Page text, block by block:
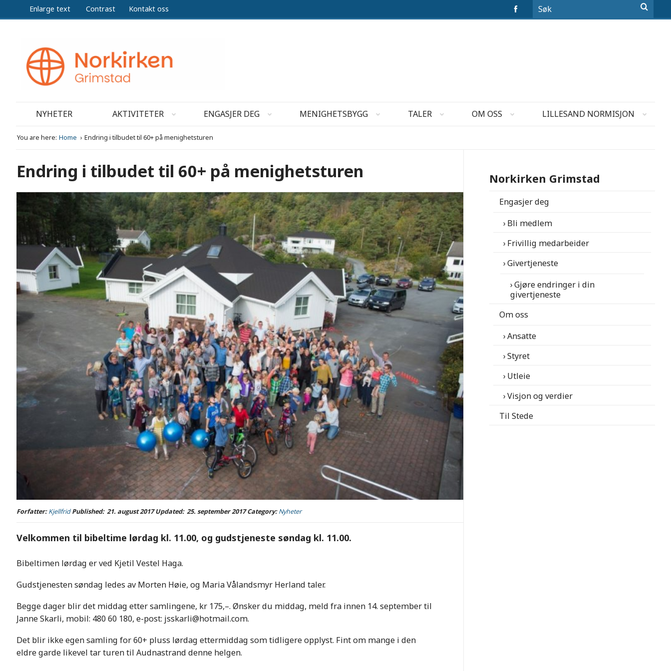
Enlarge text Contrast Kontakt oss
NYHETER AKTIVITETER ENGASJER DEG MENIGHETSBYGG TALER OM OSS LILLESAND NORMISJON
You are here: Home Endring i tilbudet til 60+ på menighetsturen
Endring i tilbudet til 60+ på menighetsturen
Forfatter:KjellfridPublished: 21. august 2017Updated: 25. september 2017 Category:Nyheter
Velkommen til bibeltime lørdag kl. 11.00, og gudstjeneste søndag kl. 11.00.
Bibeltimen lørdag er ved Kjetil Vestel Haga.
Gudstjenesten søndag ledes av Morten Høie, og Maria Vålandsmyr Herland taler.
Begge dager blir det middag etter samlingene, kr 175,–. Ønsker du middag, meld fra innen 14. september til
Janne Skarli, mobil: 480 60 180, e-post: jsskarli@hotmail.com.
Det blir ikke egen samling for 60+ pluss lørdag ettermiddag som tidligere opplyst. Fint om mange i den
eldre garde likevel tar turen til Audnastrand denne helgen.
Norkirken Grimstad
Engasjer deg
Bli medlem
Frivillig medarbeider
Givertjeneste
Gjøre endringer i din
givertjeneste
Om oss
Ansatte
Styret
Utleie
Visjon og verdier
Til Stede